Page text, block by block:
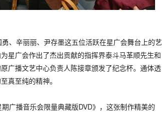
、辛丽丽、尹存墨这五位活跃在星广会舞台上的艺
星广会作出了杰出贡献的指挥界泰斗马革顺先生和
广播文艺中心负责人陈接章颁发了纪念杯。通体透
真至纯的精神。
广播音乐会限量典藏版DVD》，这张制作精美的